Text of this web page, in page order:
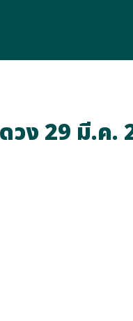
ดวง 29 มี.ค.